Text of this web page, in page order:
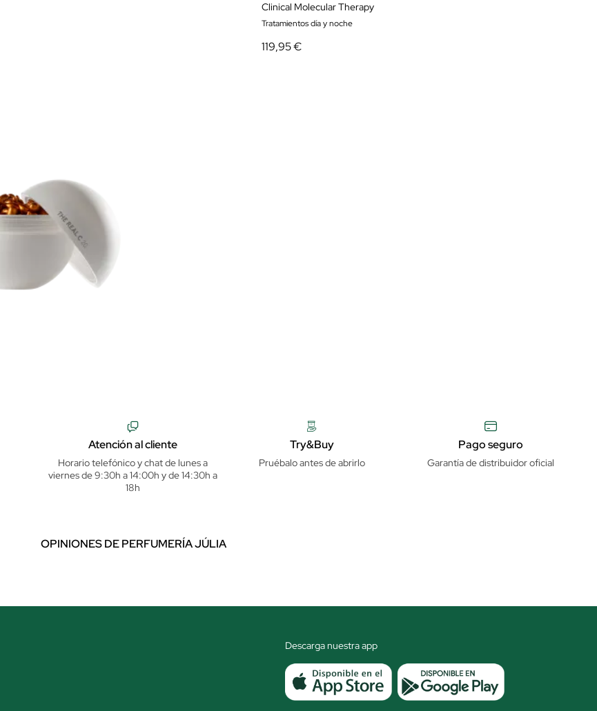
Clinical Molecular Therapy
Tratamientos día y noche
119,95 €
Atención al cliente
Horario telefónico y chat de lunes a
viernes de 9:30h a 14:00h y de 14:30h a
18h
Try&Buy
Pruébalo antes de abrirlo
Pago seguro
Garantía de distribuidor oficial
OPINIONES DE PERFUMERÍA JÚLIA
Descarga nuestra app